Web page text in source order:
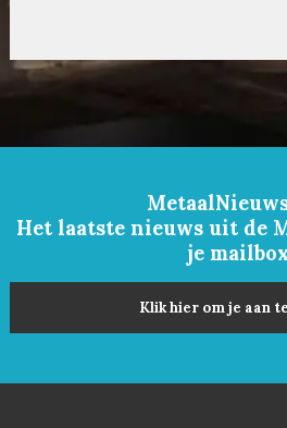
Het laatste nieuws uit de
je
Klik hier om je aan